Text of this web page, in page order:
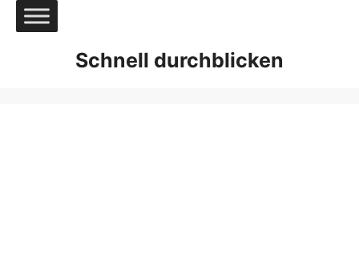
Zum
Inhalt
Schnell durchblicken